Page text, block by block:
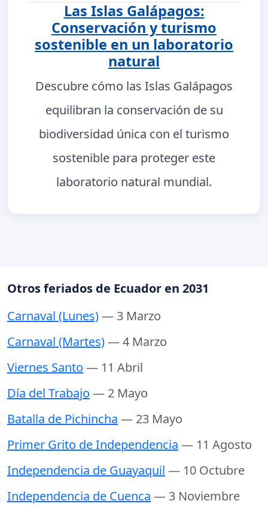
Las Islas Galápagos:
Conservación y turismo
sostenible en un laboratorio
natural
Descubre cómo las Islas Galápagos
equilibran la conservación de su
biodiversidad única con el turismo
sostenible para proteger este
laboratorio natural mundial.
Otros feriados de Ecuador en 2031
Carnaval (Lunes)— 3 Marzo
Carnaval (Martes)— 4 Marzo
Viernes Santo — 11 Abril
Día del Trabajo — 2 Mayo
Batalla de Pichincha — 23 Mayo
Primer Grito de Independencia — 11 Agosto
Independencia de Guayaquil — 10 Octubre
Independencia de Cuenca — 3 Noviembre